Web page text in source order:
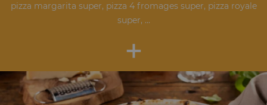
pizza margarita super, pizza 4 fromages super, pizza royale
super, ...
+